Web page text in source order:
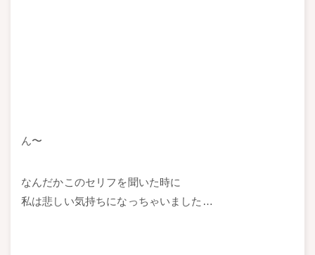
ん〜
なんだかこのセリフを聞いた時に
私は悲しい気持ちになっちゃいました…